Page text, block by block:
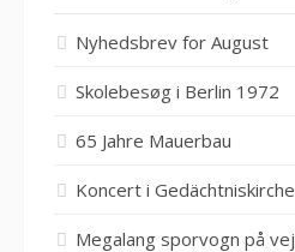
Nyhedsbrev for August
Skolebesøg i Berlin 1972
65 Jahre Mauerbau
Koncert i Gedächtniskirche
Megalang sporvogn på vej